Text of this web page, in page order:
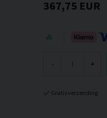
367,75 EUR
- +
Gratis verzending